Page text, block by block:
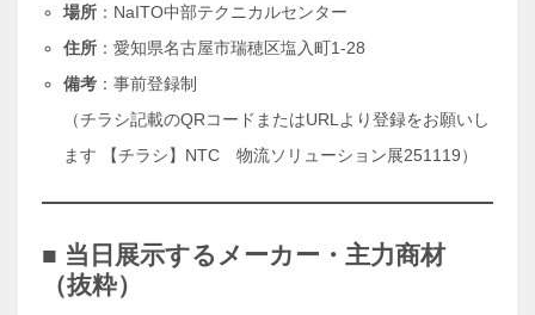
場所 ：NaITO中部テクニカルセンター
住所 ：愛知県名古屋市瑞穂区塩入町1-28
備考 ：事前登録制
（チラシ記載のQRコードまたはURLより登録をお願いし
ます 【チラシ】NTC 物流ソリューション展251119）
■ 当日展示するメーカー・主力商材
（抜粋）